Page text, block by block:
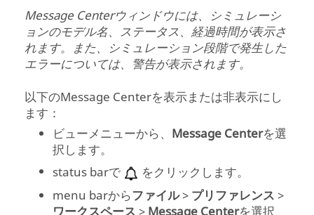
Message Centerウィンドウには、シミュレーシ
ョンのモデル名、ステータス、経過時間が表示さ
れます。また、シミュレーション段階で発生した
エラーについては、警告が表示されます。
以下のMessage Centerを表示または非表示にし
ます：
ビューメニューから、 Message Centerを選
択します。
status barで
をクリックします。
menu barからファイル> プリファレンス >